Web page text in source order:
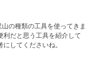
の種類の工具を使ってきま
利だと思う工具を紹介して
してくださいね。